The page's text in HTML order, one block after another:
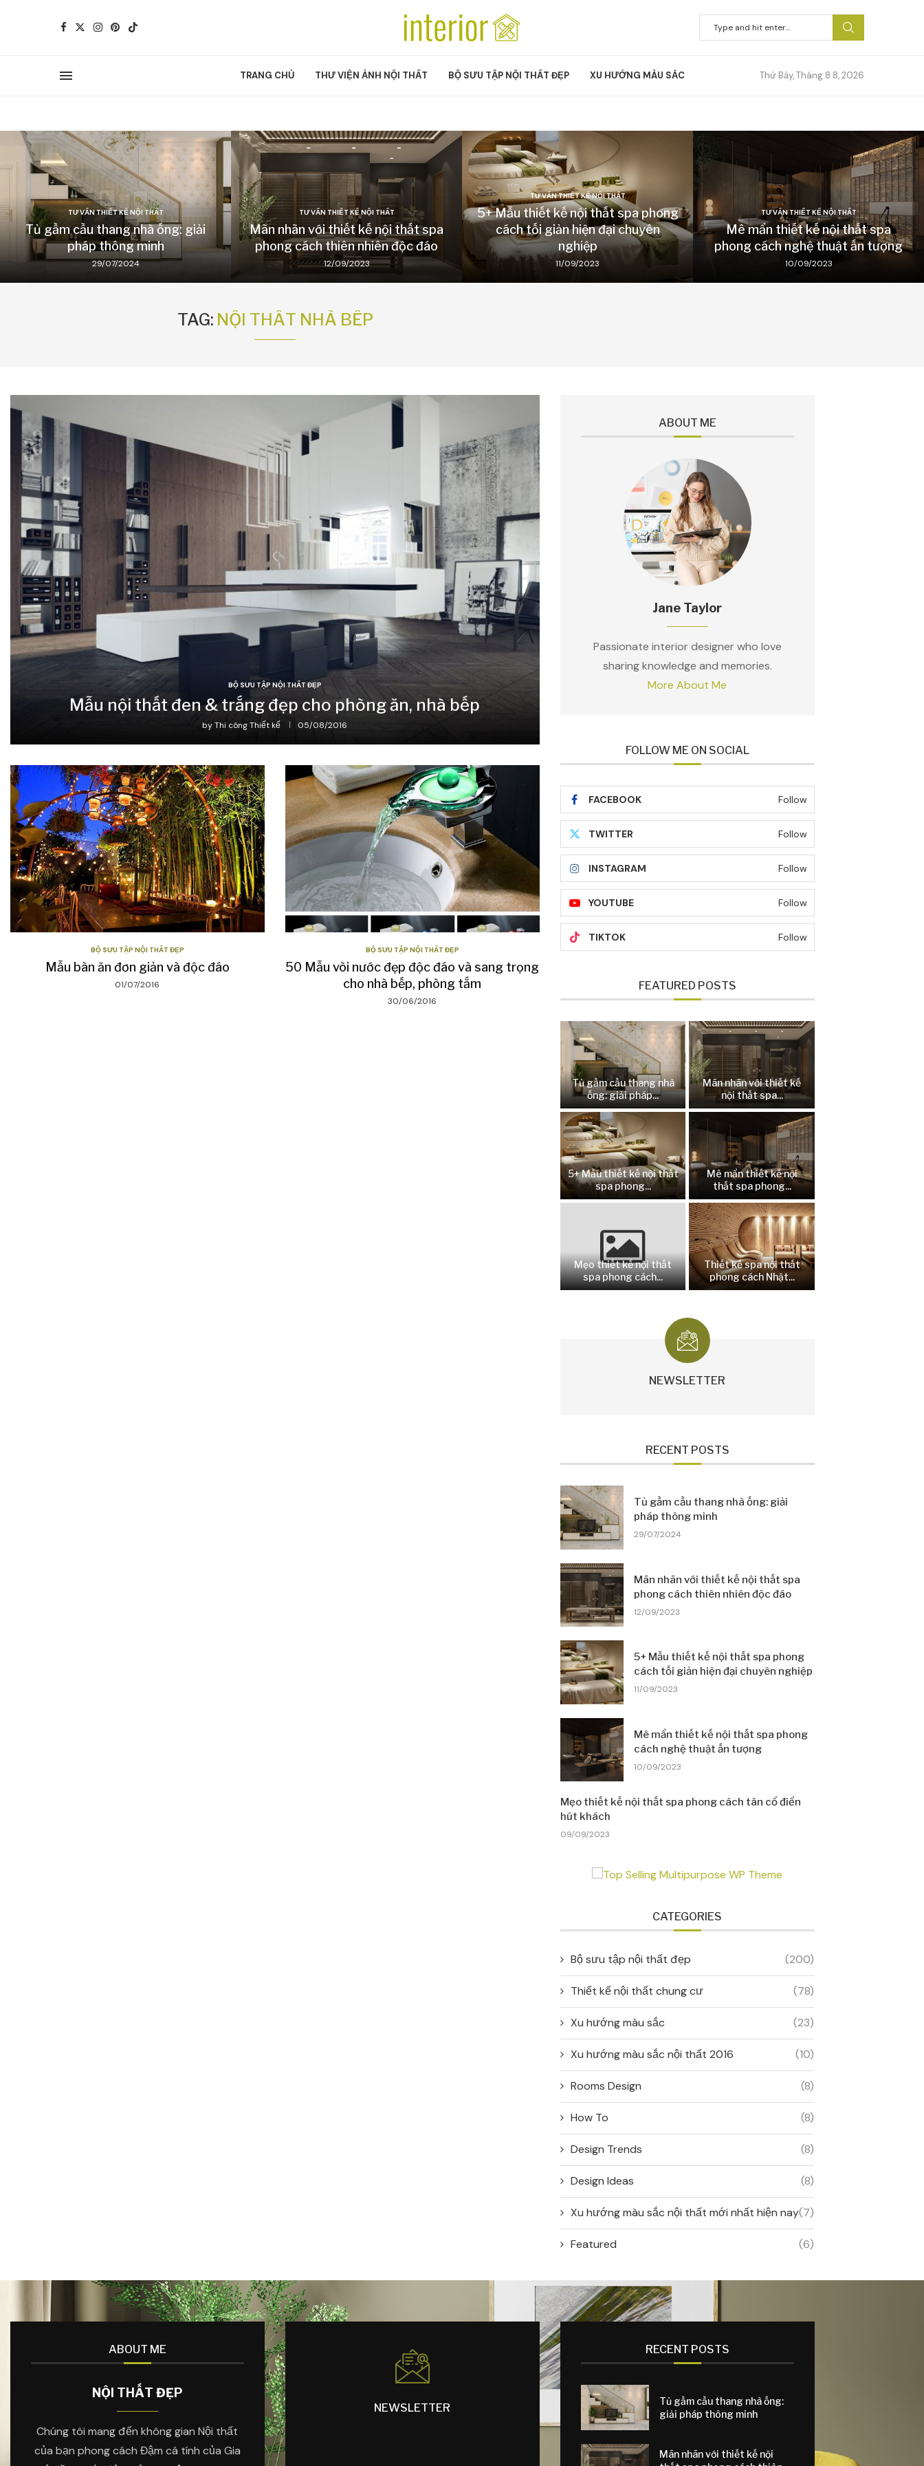
TRANG CHỦ THƯ VIỆN ẢNH NỘI THẤT BỘ SƯU TẬP NỘI THẤT ĐẸP XU HƯỚNG MÀU SẮC Thứ Bảy, Tháng 8 8, 2026
TƯ VẤN THIẾT KẾ NỘI THẤT
Tủ gầm cầu thang nhà ống: giải
pháp thông minh
29/07/2024
TƯ VẤN THIẾT KẾ NỘI THẤT
Mãn nhãn với thiết kế nội thất spa
phong cách thiên nhiên độc đáo
12/09/2023
TƯ VẤN THIẾT KẾ NỘI THẤT
5+ Mẫu thiết kế nội thất spa phong
cách tối giản hiện đại chuyên
nghiệp
11/09/2023
TƯ VẤN THIẾT KẾ NỘI THẤT
Mê mẩn thiết kế nội thất spa
phong cách nghệ thuật ấn tượng
10/09/2023
TAG: NỘI THẤT NHÀ BẾP
BỘ SƯU TẬP NỘI THẤT ĐẸP
Mẫu nội thất đen & trắng đẹp cho phòng ăn, nhà bếp
byThi công Thiết kế 05/08/2016
BỘ SƯU TẬP NỘI THẤT ĐẸP
Mẫu bàn ăn đơn giản và độc đáo
01/07/2016
BỘ SƯU TẬP NỘI THẤT ĐẸP
50 Mẫu vòi nước đẹp độc đáo và sang trọng
cho nhà bếp, phòng tắm
30/06/2016
ABOUT ME
Jane Taylor
Passionate interior designer who love
sharing knowledge and memories.
More About Me
FOLLOW ME ON SOCIAL
FACEBOOK Follow
TWITTER Follow
INSTAGRAM Follow
YOUTUBE Follow
TIKTOK Follow
FEATURED POSTS
Tủ gầm cầu thang nhà
ống: giải pháp...
Mãn nhãn với thiết kế
nội thất spa...
5+ Mẫu thiết kế nội thất
spa phong...
Mê mẩn thiết kế nội
thất spa phong...
Mẹo thiết kế nội thất
spa phong cách...
Thiết kế spa nội thất
phong cách Nhật...
NEWSLETTER
RECENT POSTS
Tủ gầm cầu thang nhà ống: giải
pháp thông minh
29/07/2024
Mãn nhãn với thiết kế nội thất spa
phong cách thiên nhiên độc đáo
12/09/2023
5+ Mẫu thiết kế nội thất spa phong
cách tối giản hiện đại chuyên nghiệp
11/09/2023
Mê mẩn thiết kế nội thất spa phong
cách nghệ thuật ấn tượng
10/09/2023
Mẹo thiết kế nội thất spa phong cách tân cổ điển
hút khách
09/09/2023
CATEGORIES
Bộ sưu tập nội thất đẹp (200)
Thiết kế nội thất chung cư (78)
Xu hướng màu sắc (23)
Xu hướng màu sắc nội thất 2016 (10)
Rooms Design (8)
How To (8)
Design Trends (8)
Design Ideas (8)
Xu hướng màu sắc nội thất mới nhất hiện nay(7)
Featured (6)
ABOUT ME
NỘI THẤT ĐẸP
Chúng tôi mang đến không gian Nội thất
của bạn phong cách Đậm cá tính của Gia
NEWSLETTER
RECENT POSTS
Tủ gầm cầu thang nhà ống:
giải pháp thông minh
Mãn nhãn với thiết kế nội